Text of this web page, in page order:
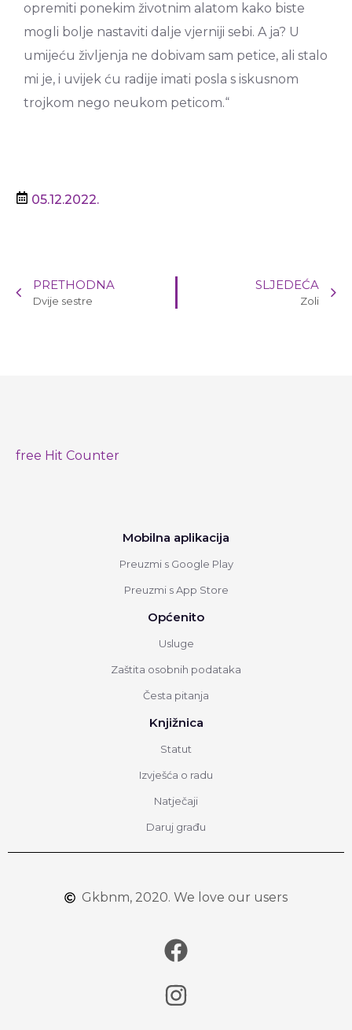
opremiti ponekim životnim alatom kako biste
mogli bolje nastaviti dalje vjerniji sebi. A ja? U
umijeću življenja ne dobivam sam petice, ali stalo
mi je, i uvijek ću radije imati posla s iskusnom
trojkom nego neukom peticom.“
05.12.2022.
PRETHODNA
Dvije sestre
SLJEDEĆA
Zoli
free Hit Counter
Mobilna aplikacija
Preuzmi s Google Play
Preuzmi s App Store
Općenito
Usluge
Zaštita osobnih podataka
Česta pitanja
Knjižnica
Statut
Izvješća o radu
Natječaji
Daruj građu
Gkbnm, 2020. We love our users